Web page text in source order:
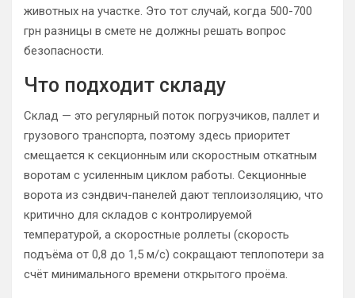
животных на участке. Это тот случай, когда 500-700
грн разницы в смете не должны решать вопрос
безопасности.
Что подходит складу
Склад — это регулярный поток погрузчиков, паллет и
грузового транспорта, поэтому здесь приоритет
смещается к секционным или скоростным откатным
воротам с усиленным циклом работы. Секционные
ворота из сэндвич-панелей дают теплоизоляцию, что
критично для складов с контролируемой
температурой, а скоростные роллеты (скорость
подъёма от 0,8 до 1,5 м/с) сокращают теплопотери за
счёт минимального времени открытого проёма.